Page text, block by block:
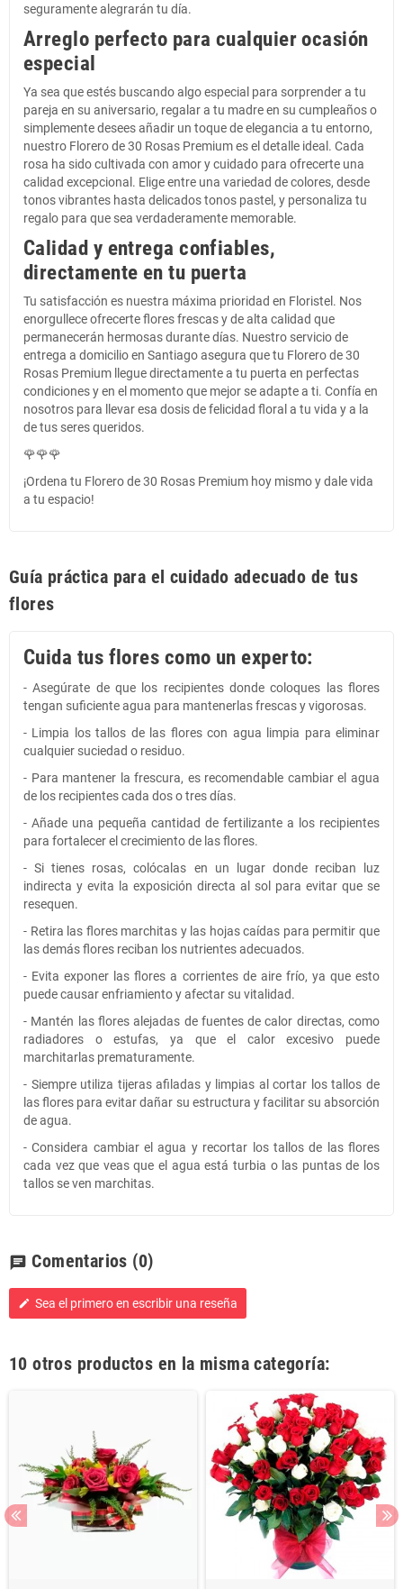
seguramente alegrarán tu día.
Arreglo perfecto para cualquier ocasión
especial
Ya sea que estés buscando algo especial para sorprender a tu
pareja en su aniversario, regalar a tu madre en su cumpleaños o
simplemente desees añadir un toque de elegancia a tu entorno,
nuestro Florero de 30 Rosas Premium es el detalle ideal. Cada
rosa ha sido cultivada con amor y cuidado para ofrecerte una
calidad excepcional. Elige entre una variedad de colores, desde
tonos vibrantes hasta delicados tonos pastel, y personaliza tu
regalo para que sea verdaderamente memorable.
Calidad y entrega confiables,
directamente en tu puerta
Tu satisfacción es nuestra máxima prioridad en Floristel. Nos
enorgullece ofrecerte flores frescas y de alta calidad que
permanecerán hermosas durante días. Nuestro servicio de
entrega a domicilio en Santiago asegura que tu Florero de 30
Rosas Premium llegue directamente a tu puerta en perfectas
condiciones y en el momento que mejor se adapte a ti. Confía en
nosotros para llevar esa dosis de felicidad floral a tu vida y a la
de tus seres queridos.
🌹🌹🌹
¡Ordena tu Florero de 30 Rosas Premium hoy mismo y dale vida
a tu espacio!
Guía práctica para el cuidado adecuado de tus
flores
Cuida tus flores como un experto:
- Asegúrate de que los recipientes donde coloques las flores
tengan suficiente agua para mantenerlas frescas y vigorosas.
- Limpia los tallos de las flores con agua limpia para eliminar
cualquier suciedad o residuo.
- Para mantener la frescura, es recomendable cambiar el agua
de los recipientes cada dos o tres días.
- Añade una pequeña cantidad de fertilizante a los recipientes
para fortalecer el crecimiento de las flores.
- Si tienes rosas, colócalas en un lugar donde reciban luz
indirecta y evita la exposición directa al sol para evitar que se
resequen.
- Retira las flores marchitas y las hojas caídas para permitir que
las demás flores reciban los nutrientes adecuados.
- Evita exponer las flores a corrientes de aire frío, ya que esto
puede causar enfriamiento y afectar su vitalidad.
- Mantén las flores alejadas de fuentes de calor directas, como
radiadores o estufas, ya que el calor excesivo puede
marchitarlas prematuramente.
- Siempre utiliza tijeras afiladas y limpias al cortar los tallos de
las flores para evitar dañar su estructura y facilitar su absorción
de agua.
- Considera cambiar el agua y recortar los tallos de las flores
cada vez que veas que el agua está turbia o las puntas de los
tallos se ven marchitas.
chat Comentarios (0)
edit Sea el primero en escribir una reseña
10 otros productos en la misma categoría: